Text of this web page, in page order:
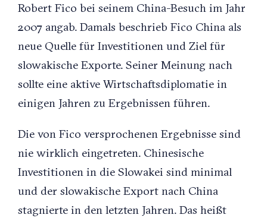
Robert Fico bei seinem China-Besuch im Jahr
2007 angab. Damals beschrieb Fico China als
neue Quelle für Investitionen und Ziel für
slowakische Exporte. Seiner Meinung nach
sollte eine aktive Wirtschaftsdiplomatie in
einigen Jahren zu Ergebnissen führen.
Die von Fico versprochenen Ergebnisse sind
nie wirklich eingetreten. Chinesische
Investitionen in die Slowakei sind minimal
und der slowakische Export nach China
stagnierte in den letzten Jahren. Das heißt